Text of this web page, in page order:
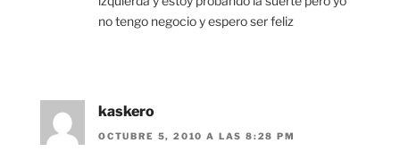
no tengo negocio y espero ser feliz
kaskero
OCTUBRE 5, 2010 A LAS 8:28 PM